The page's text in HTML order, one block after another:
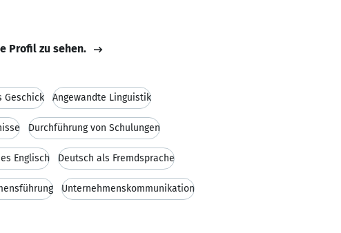
Profil zu sehen.
Geschick Angewandte Linguistik
Durchführung von Schulungen
Englisch Deutsch als Fremdsprache
Unternehmenskommunikation